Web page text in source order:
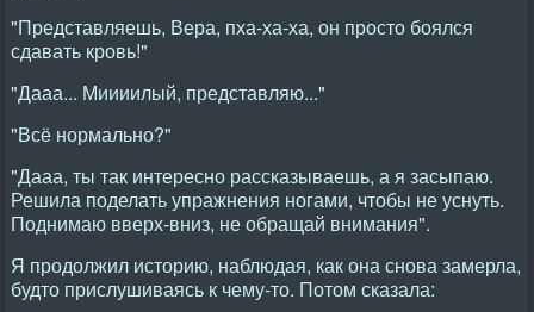
"Представляешь, Вера, пха-ха-ха, он просто боялся
сдавать кровь!"
"Дааа... Миииилый, представляю..."
"Всё нормально?"
"Дааа, ты так интересно рассказываешь, а я засыпаю.
Решила поделать упражнения ногами, чтобы не уснуть.
Поднимаю вверх-вниз, не обращай внимания".
Я продолжил историю, наблюдая, как она снова замерла,
будто прислушиваясь к чему-то. Потом сказала: